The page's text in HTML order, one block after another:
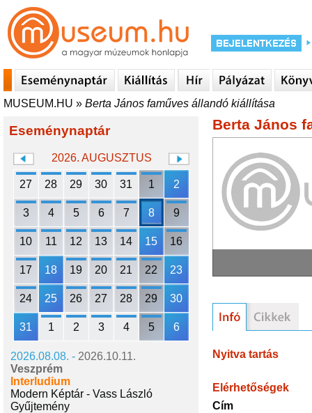
MUSEUM.HU » Berta János faműves állandó kiállítása
Eseménynaptár
2026. AUGUSZTUS
27 28 29 30 31 1 2
3 4 5 6 7 8 9
10 11 12 13 14 15 16
17 18 19 20 21 22 23
24 25 26 27 28 29 30
31 1 2 3 4 5 6
2026.08.08. - 2026.10.11.
Veszprém
Interludium
Modern Képtár - Vass László
Gyűjtemény
Berta János
Nyitva tartás
Elérhetőségek
Cím